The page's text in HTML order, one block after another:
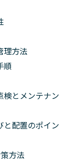
理方法
順
検とメンテナン
と配置のポイン
方法